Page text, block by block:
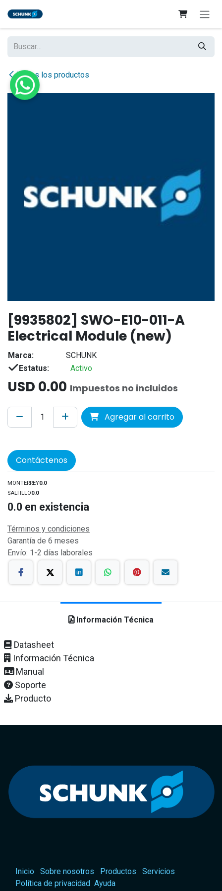
Todos los productos
[9935802] SWO-E10-011-A
Electrical Module (new)
Marca:
SCHUNK
Estatus:
Activo
USD 0.00 Impuestos no incluidos
Agregar al carrito
Contáctenos
MONTERREY0.0
SALTILLO0.0
0.0 en existencia
Términos y condiciones
Garantía de 6 meses
Envío: 1-2 días laborales
Información Técnica
Datasheet
Información Técnica
Manual
Soporte
Producto
Inicio Sobre nosotros Productos
Servicios
Política de privacidad Ayuda